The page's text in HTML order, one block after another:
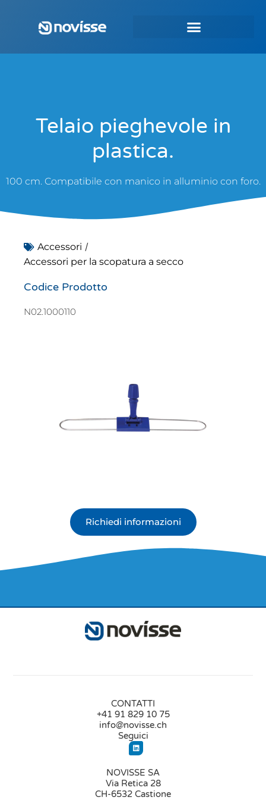
Telaio pieghevole in
plastica.
100 cm. Compatibile con manico in alluminio con foro.
Accessori /
Accessori per la scopatura a secco
Codice Prodotto
N02.1000110
Richiedi informazioni
CONTATTI
+41 91 829 10 75
info@novisse.ch
Seguici
NOVISSE SA
Via Retica 28
CH-6532 Castione